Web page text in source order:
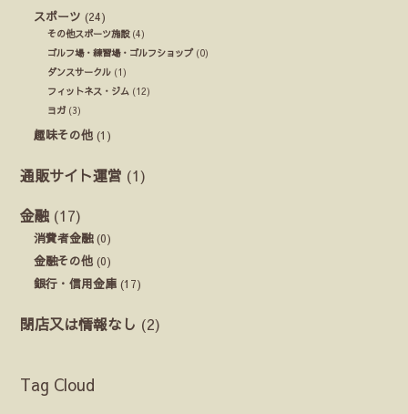
スポーツ (24)
その他スポーツ施設(4)
ゴルフ場・練習場・ゴルフショップ(0)
ダンスサークル (1)
フィットネス・ジム (12)
ヨガ (3)
趣味その他 (1)
通販サイト運営 (1)
金融 (17)
消費者金融(0)
金融その他 (0)
銀行・信用金庫 (17)
閉店又は情報なし (2)
Tag Cloud